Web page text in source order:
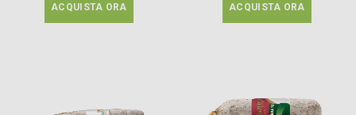
ACQUISTA ORA ACQUISTA ORA